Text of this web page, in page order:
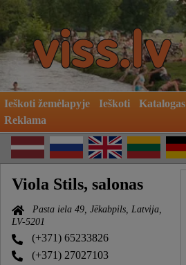
Ieškoti žemėlapyje Ieškoti Katalogas
Reklama
Viola Stils, salonas
Pasta iela 49, Jēkabpils, Latvija,
LV-5201
(+371) 65233826
(+371) 27027103